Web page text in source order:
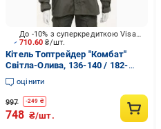
710.60₴/шт.
До -10% з суперкредиткою Visa Вигода
Кітель Топтрейдер "Комбат"
Світла-Олива, 136-140 / 182-
188cм р.4XL
оцінити
997 -249 ₴
748 ₴/шт.